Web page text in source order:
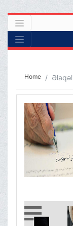
Home